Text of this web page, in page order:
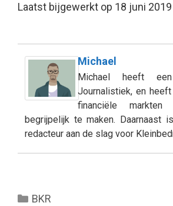
Laatst bijgewerkt op 18 juni 2019
Michael
Michael heeft
Journalistiek, en
financiële markten
begrijpelijk te maken. Daarnaast
redacteur aan de slag voor
Categorieën
BKR